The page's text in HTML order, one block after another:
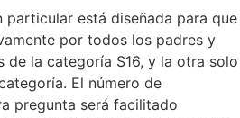
particular está diseñada para que
por todos los padres y
de la categoría S16, y la otra solo
El número de
pregunta será facilitado